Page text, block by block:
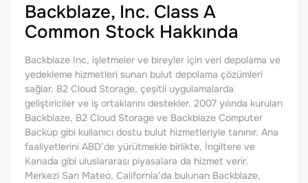
Backblaze, Inc. Class A
Common Stock Hakkında
Backblaze Inc, işletmeler ve bireyler için veri depolama ve
yedekleme hizmetleri sunan bulut depolama çözümleri
sağlar. B2 Cloud Storage, çeşitli uygulamalarda
geliştiriciler ve iş ortaklarını destekler. 2007 yılında kurulan
Backblaze, B2 Cloud Storage ve Backblaze Computer
Backup gibi kullanıcı dostu bulut hizmetleriyle tanınır. Ana
faaliyetlerini ABD’de yürütmekle birlikte, İngiltere ve
Kanada gibi uluslararası piyasalara da hizmet verir.
Merkezi San Mateo, California’da bulunan Backblaze,